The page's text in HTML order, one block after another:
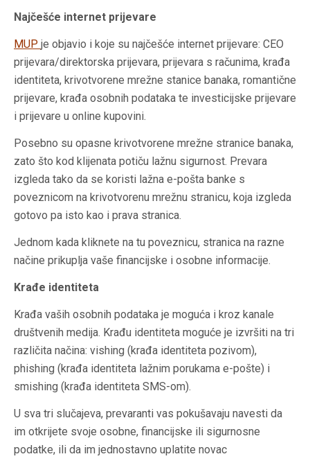
Najčešće internet prijevare
MUP je objavio i koje su najčešće internet prijevare: CEO
prijevara/direktorska prijevara, prijevara s računima, krađa
identiteta, krivotvorene mrežne stanice banaka, romantične
prijevare, krađa osobnih podataka te investicijske prijevare
i prijevare u online kupovini.
Posebno su opasne krivotvorene mrežne stranice banaka,
zato što kod klijenata potiču lažnu sigurnost. Prevara
izgleda tako da se koristi lažna e-pošta banke s
poveznicom na krivotvorenu mrežnu stranicu, koja izgleda
gotovo pa isto kao i prava stranica.
Jednom kada kliknete na tu poveznicu, stranica na razne
načine prikuplja vaše financijske i osobne informacije.
Krađe identiteta
Krađa vaših osobnih podataka je moguća i kroz kanale
društvenih medija. Krađu identiteta moguće je izvršiti na tri
različita načina: vishing (krađa identiteta pozivom),
phishing (krađa identiteta lažnim porukama e-pošte) i
smishing (krađa identiteta SMS-om).
U sva tri slučajeva, prevaranti vas pokušavaju navesti da
im otkrijete svoje osobne, financijske ili sigurnosne
podatke, ili da im jednostavno uplatite novac